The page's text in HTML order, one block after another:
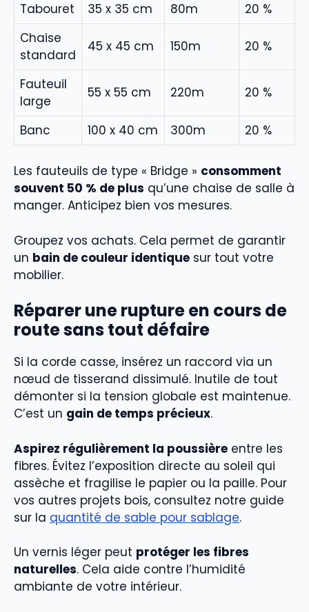
Tabouret 35 x 35 cm 80m
20 %
Chaise
standard
45 x 45 cm 150m 20 %
Fauteuil
large
55 x 55 cm 220m 20 %
Banc 100 x 40 cm 300m 20 %
Les fauteuils de type « Bridge » consomment
souvent 50 % de plus qu’une chaise de salle à
manger. Anticipez bien vos mesures.
Groupez vos achats. Cela permet de garantir
un bain de couleur identique sur tout votre
mobilier.
Réparer une rupture en cours de
route sans tout défaire
Si la corde casse, insérez un raccord via un
nœud de tisserand dissimulé. Inutile de tout
démonter si la tension globale est maintenue.
C’est un gain de temps précieux.
Aspirez régulièrement la poussière entre les
fibres. Évitez l’exposition directe au soleil qui
assèche et fragilise le papier ou la paille. Pour
vos autres projets bois, consultez notre guide
sur la quantité de sable pour sablage.
Un vernis léger peut protéger les fibres
naturelles. Cela aide contre l’humidité
ambiante de votre intérieur.